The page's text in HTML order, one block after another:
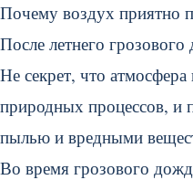
Почему воздух приятно
После летнего
Не секрет, что
природных процессов, и
пылью и вредными
Во время грозового